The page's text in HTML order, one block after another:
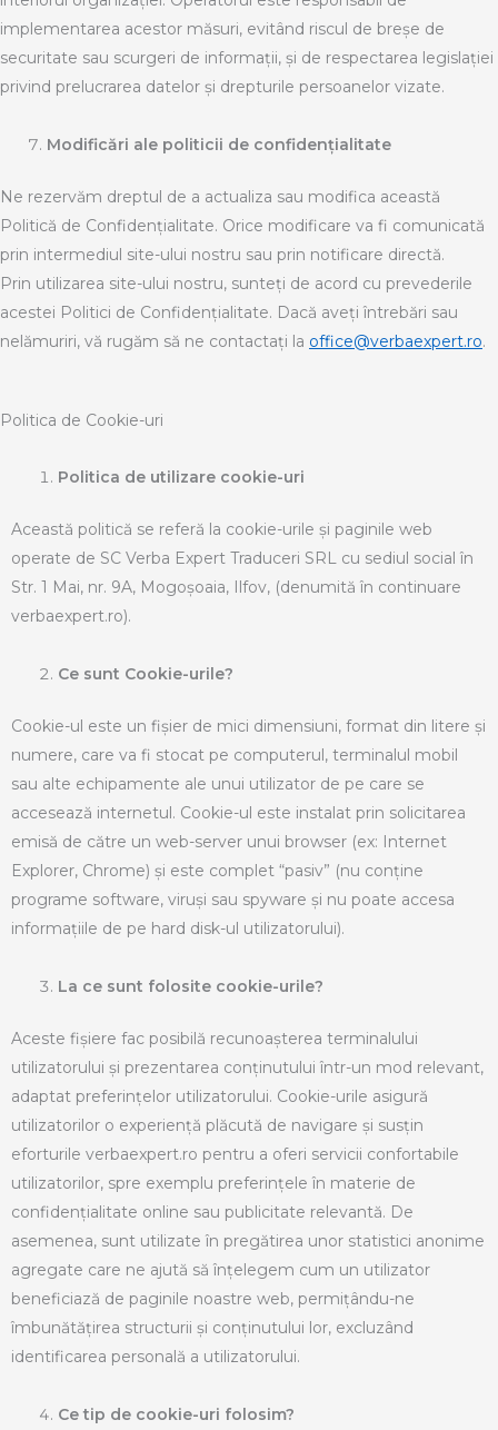
implementarea acestor măsuri, evitând riscul de breșe de
securitate sau scurgeri de informații, și de respectarea legislației
privind prelucrarea datelor și drepturile persoanelor vizate.
Modificări ale politicii de confidențialitate
Ne rezervăm dreptul de a actualiza sau modifica această
Politică de Confidențialitate. Orice modificare va fi comunicată
prin intermediul site-ului nostru sau prin notificare directă.
Prin utilizarea site-ului nostru, sunteți de acord cu prevederile
acestei Politici de Confidențialitate. Dacă aveți întrebări sau
nelămuriri, vă rugăm să ne contactați la office@verbaexpert.ro.
Politica de Cookie-uri
Politica de utilizare cookie-uri
Această politică se referă la cookie-urile și paginile web
operate de SC Verba Expert Traduceri SRL cu sediul social în
Str. 1 Mai, nr. 9A, Mogoşoaia, Ilfov, (denumită în continuare
verbaexpert.ro).
Ce sunt Cookie-urile?
Cookie-ul este un fișier de mici dimensiuni, format din litere și
numere, care va fi stocat pe computerul, terminalul mobil
sau alte echipamente ale unui utilizator de pe care se
accesează internetul. Cookie-ul este instalat prin solicitarea
emisă de către un web-server unui browser (ex: Internet
Explorer, Chrome) și este complet “pasiv” (nu conține
programe software, viruși sau spyware și nu poate accesa
informațiile de pe hard disk-ul utilizatorului).
La ce sunt folosite cookie-urile?
Aceste fișiere fac posibilă recunoașterea terminalului
utilizatorului și prezentarea conținutului într-un mod relevant,
adaptat preferințelor utilizatorului. Cookie-urile asigură
utilizatorilor o experiență plăcută de navigare și susțin
eforturile verbaexpert.ro pentru a oferi servicii confortabile
utilizatorilor, spre exemplu preferințele în materie de
confidențialitate online sau publicitate relevantă. De
asemenea, sunt utilizate în pregătirea unor statistici anonime
agregate care ne ajută să înțelegem cum un utilizator
beneficiază de paginile noastre web, permițându-ne
îmbunătățirea structurii și conținutului lor, excluzând
identificarea personală a utilizatorului.
Ce tip de cookie-uri folosim?